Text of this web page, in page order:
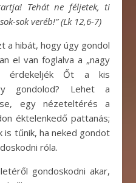
Tehát ne féljetek, ti
sok veréb!” (Lk 12,6-7)
a hibát, hogy úgy gondol
el van foglalva a „nagy
érdekeljék Őt a kis
gondolod? Lehet a
egy nézeteltérés a
éktelenkedő pattanás;
is tűnik, ha neked gondot
róla.
gondoskodni akar,